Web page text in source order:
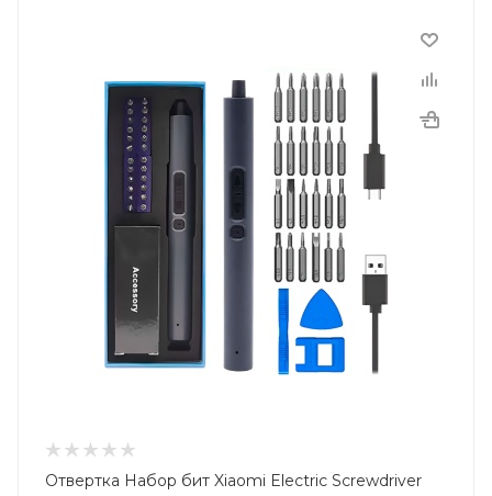
Отвертка Набор бит Xiaomi Electric Screwdriver